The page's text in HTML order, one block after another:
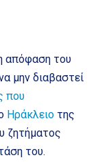
απόφαση του
μην διαβαστεί
που
Ηράκλειο της
ζητήματος
του.